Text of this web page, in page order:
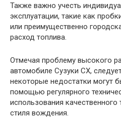
Также важно учесть
эксплуатации, такие как
или преимущественно
расход топлива.
Отмечая проблему высокого
автомобиле Сузуки СХ,
некоторые недостатки могут
помощью регулярного
использования качественного
стиля вождения.